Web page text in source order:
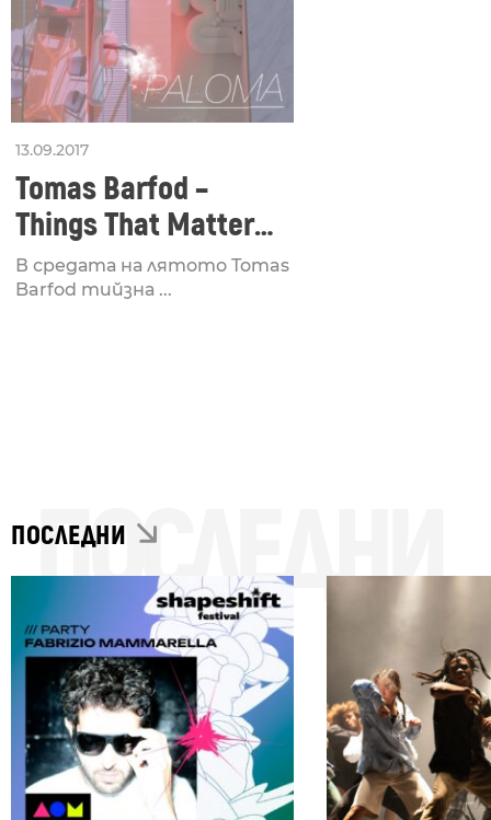
13.09.2017
Tomas Barfod –
Things That Matter
//ft. Louise Foo &
Sharin Foo
В средата на лятото Tomas
Barfod тийзна ...
ПОСЛЕДНИ
ПОСЛЕДНИ